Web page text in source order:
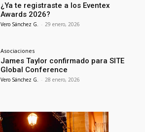
¿Ya te registraste a los Eventex
Awards 2026?
Vero Sánchez G. - 29 enero, 2026
Asociaciones
James Taylor confirmado para SITE
Global Conference
Vero Sánchez G. - 28 enero, 2026